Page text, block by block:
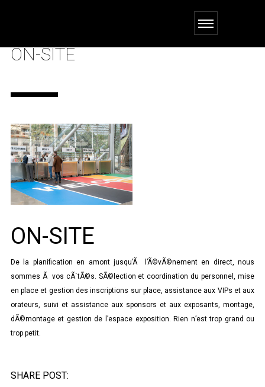
ON-SITE
ON-SITE
De la planification en amont jusqu’Ã l’Ã©vÃ©nement en direct, nous
sommes Ã vos cÃ´tÃ©s. SÃ©lection et coordination du personnel, mise
en place et gestion des inscriptions sur place, assistance aux VIPs et aux
orateurs, suivi et assistance aux sponsors et aux exposants, montage,
dÃ©montage et gestion de l’espace exposition. Rien n’est trop grand ou
trop petit.
SHARE POST: